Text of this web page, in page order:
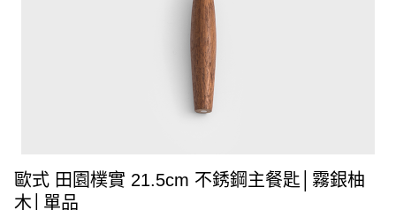
歐式 田園樸實 21.5cm 不銹鋼主餐匙│霧銀柚
木│單品